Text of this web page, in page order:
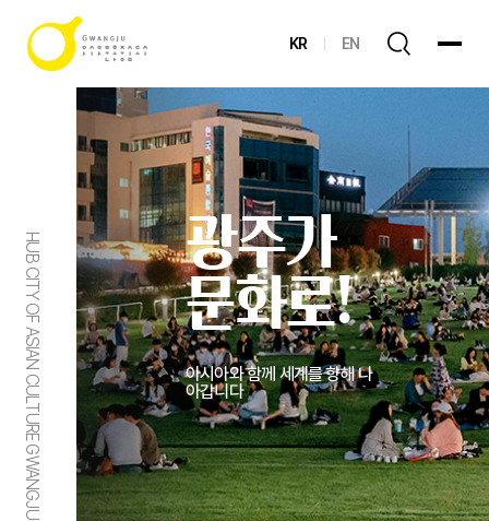
KR EN
HUB CITY OF ASIAN CULTURE GWANGJU
광주가
문화로!
아시아와 함께 세계를 향해 나
아갑니다